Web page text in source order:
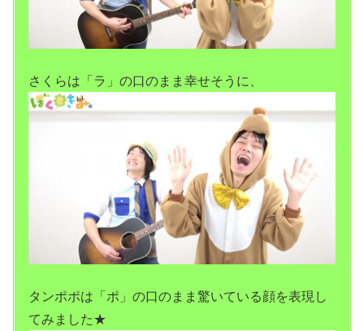
さくらは「ラ」の口のまま幸せそうに、
タンポポは「ポ」の口のまま驚いている顔を表現し
てみました★